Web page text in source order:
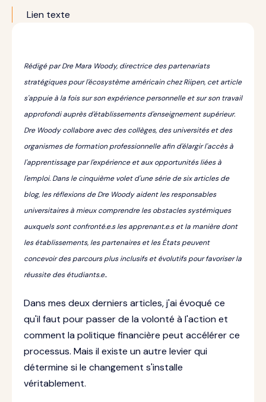
Rédigé par Dre Mara Woody, directrice des partenariats
stratégiques pour l'écosystème américain chez Riipen, cet article
s'appuie à la fois sur son expérience personnelle et sur son travail
approfondi auprès d'établissements d'enseignement supérieur.
Dre Woody collabore avec des collèges, des universités et des
organismes de formation professionnelle afin d'élargir l'accès à
l'apprentissage par l'expérience et aux opportunités liées à
l'emploi. Dans le cinquième volet d'une série de six articles de
blog, les réflexions de Dre Woody aident les responsables
universitaires à mieux comprendre les obstacles systémiques
auxquels sont confronté.e.s les apprenant.e.s et la manière dont
les établissements, les partenaires et les États peuvent
concevoir des parcours plus inclusifs et évolutifs pour favoriser la
réussite des étudiants.e..
Dans mes deux derniers articles, j'ai évoqué ce
qu'il faut pour passer de la volonté à l'action et
comment la politique financière peut accélérer ce
processus. Mais il existe un autre levier qui
détermine si le changement s'installe
véritablement.
Lien texte